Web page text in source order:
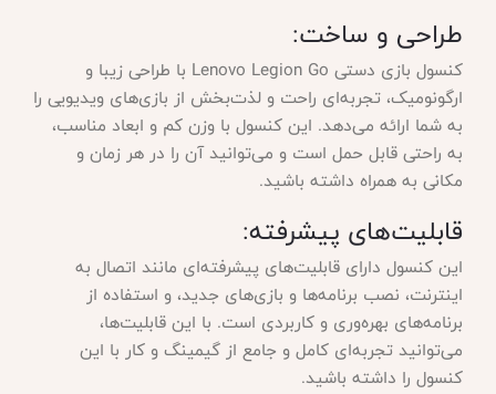
طراحی و ساخت:
کنسول بازی دستی Lenovo Legion Go با طراحی زیبا و
ارگونومیک، تجربه‌ای راحت و لذت‌بخش از بازی‌های ویدیویی را
به شما ارائه می‌دهد. این کنسول با وزن کم و ابعاد مناسب،
به راحتی قابل حمل است و می‌توانید آن را در هر زمان و
مکانی به همراه داشته باشید.
قابلیت‌های پیشرفته:
این کنسول دارای قابلیت‌های پیشرفته‌ای مانند اتصال به
اینترنت، نصب برنامه‌ها و بازی‌های جدید، و استفاده از
برنامه‌های بهره‌وری و کاربردی است. با این قابلیت‌ها،
می‌توانید تجربه‌ای کامل و جامع از گیمینگ و کار با این
کنسول را داشته باشید.